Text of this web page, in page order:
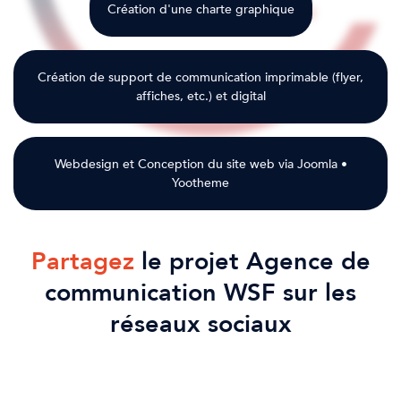
Création d'une charte graphique
Création de support de communication imprimable (flyer,
affiches, etc.) et digital
Webdesign et Conception du site web via Joomla •
Yootheme
Partagez le projet Agence de
communication WSF sur les
réseaux sociaux